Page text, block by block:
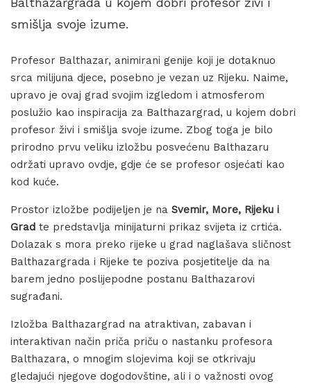
smišlja svoje izume.
Profesor Balthazar, animirani genije koji je dotaknuo
srca milijuna djece, posebno je vezan uz Rijeku. Naime,
upravo je ovaj grad svojim izgledom i atmosferom
poslužio kao inspiracija za Balthazargrad, u kojem dobri
profesor živi i smišlja svoje izume. Zbog toga je bilo
prirodno prvu veliku izložbu posvećenu Balthazaru
održati upravo ovdje, gdje će se profesor osjećati kao
kod kuće.
Prostor izložbe podijeljen je na Svemir, More, Rijeku i
Grad te predstavlja minijaturni prikaz svijeta iz crtića.
Dolazak s mora preko rijeke u grad naglašava sličnost
Balthazargrada i Rijeke te poziva posjetitelje da na
barem jedno poslijepodne postanu Balthazarovi
sugrađani.
Izložba Balthazargrad na atraktivan, zabavan i
interaktivan način priča priču o nastanku profesora
Balthazara, o mnogim slojevima koji se otkrivaju
gledajući njegove dogodovštine, ali i o važnosti ovog